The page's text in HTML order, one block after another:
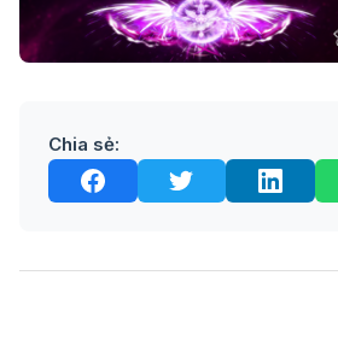
Chia sẻ: